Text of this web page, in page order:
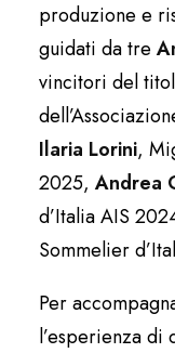
produzione e
guidati da tre
vincitori del
Ilaria Lorini,
2025, Andrea
d’Italia AIS
Sommelier
Per
l’esperienza di